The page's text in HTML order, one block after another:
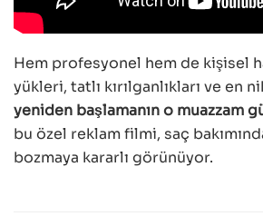
Hem profesyonel hem de kişisel
yükleri, tatlı kırılganlıkları ve en
yeniden başlamanın o muazzam
bu özel reklam filmi, saç
bozmaya kararlı görünüyor.